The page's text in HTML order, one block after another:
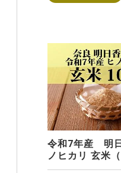
令和7年産 明
ノヒカリ 玄米